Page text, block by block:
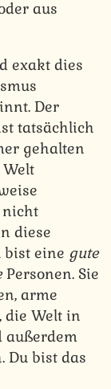
aus
exakt dies
Der
tatsächlich
gehalten
nicht
diese
eine gute
Personen. Sie
arme
die Welt in
außerdem
Du bist das